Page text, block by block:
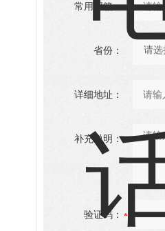
常用邮箱：
省份：
详细地址：
补充说明：
验证码：